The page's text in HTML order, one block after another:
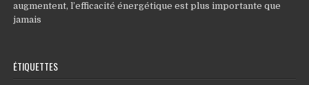
augmentent, l’efficacité énergétique est plus importante que
jamais
ÉTIQUETTES